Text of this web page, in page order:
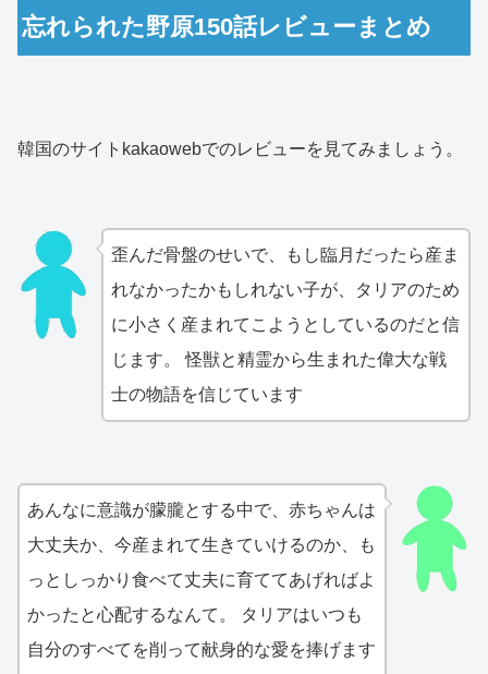
忘れられた野原150話レビューまとめ
韓国のサイトkakaowebでのレビューを見てみましょう。
歪んだ骨盤のせいで、もし臨月だったら産ま
れなかったかもしれない子が、タリアのため
に小さく産まれてこようとしているのだと信
じます。 怪獣と精霊から生まれた偉大な戦
士の物語を信じています
あんなに意識が朦朧とする中で、赤ちゃんは
大丈夫か、今産まれて生きていけるのか、も
っとしっかり食べて丈夫に育ててあげればよ
かったと心配するなんて。 タリアはいつも
自分のすべてを削って献身的な愛を捧げます